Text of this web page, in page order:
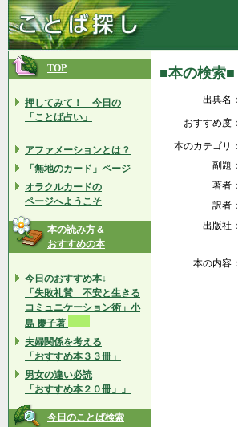
TOP
押してみて！ 今日の
「ことば占い」
アファメーションとは？
「無地のカード」ページ
オラクルカードの
ページへようこそ
本の読み方＆
おすすめの本
今日のおすすめ本↓
「失敗礼賛 不安と生きる
コミュニケーション術」小
島 慶子著
夫婦関係を考える
「おすすめ本３３冊」
男女の違い必読
「おすすめ本２０冊」」
今日のことば検索
■本の検索■
出典名：
おすすめ度：
本のカテゴリ：
副題：
著者：
訳者：
出版社：
本の内容：